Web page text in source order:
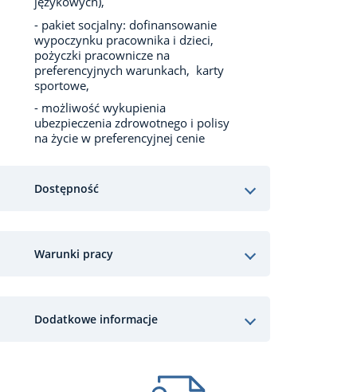
- pakiet socjalny: dofinansowanie
wypoczynku pracownika i dzieci,
pożyczki pracownicze na
preferencyjnych warunkach, karty
sportowe,
- możliwość wykupienia
ubezpieczenia zdrowotnego i polisy
na życie w preferencyjnej cenie
Dostępność
Warunki pracy
Dodatkowe informacje